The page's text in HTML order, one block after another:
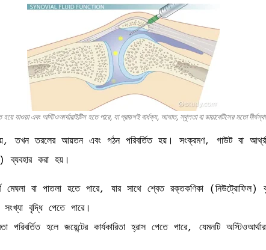
যাওয়া এবং অস্টিওআর্থারাইটিস হতে পারে, যা প্রায়শই বার্ধক্য, আঘাত, স্থূলতা বা ডায়াবেটিসের মতো
তরলের আয়তন এবং গঠন পরিবর্তিত হয়। সংক্রমণ, গাউট বা
ব্যবহার করা হয়।
মেঘলা বা পাতলা হতে পারে, যার সাথে শ্বেত রক্তকণিকা (নিউট্রোফিল)
বৃদ্ধি পেতে পারে।
পরিবর্তিত হলে জয়েন্টের কার্যকারিতা হ্রাস পেতে পারে, যেমনটি